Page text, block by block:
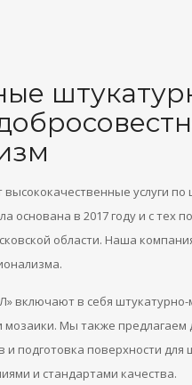
услуги
в 2017 году и с тех
области. Наша
включают в себя
мозаики. Мы также предлагаем
подготовка поверхности
и стандартами качества.